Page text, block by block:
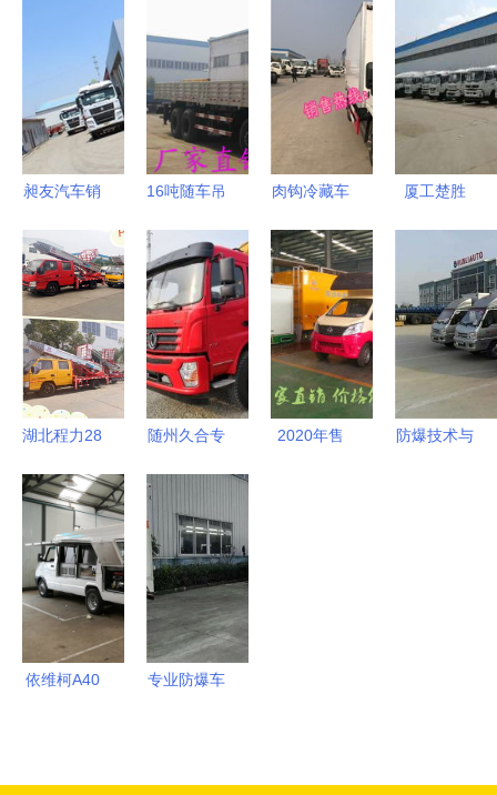
昶友汽车销
汽总代理与
专用汽车销
售专家
16吨随车吊
高效作业的
完美融合
肉钩冷藏车
厂家与价格
解析及专用
汽车销售服
务
厦工楚胜
用汽车有限
公司 专用
汽车供应与
销售一体化
解决方案
湖北程力28
国内超高性
价比的专用
汽车制造专
家
随州久合专
有限责任公
司 引领专
用汽车销售
新篇章
2020年售
防爆技术与
依维柯A40
专业防爆车